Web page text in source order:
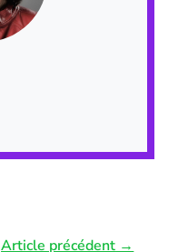
Article précédent →